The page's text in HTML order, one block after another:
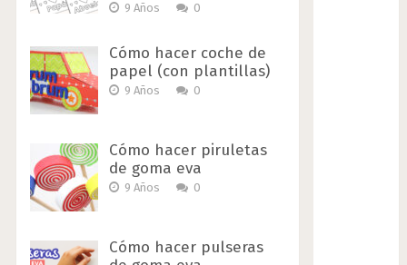
9 Años 0
Cómo hacer coche de
papel (con plantillas)
9 Años 0
Cómo hacer piruletas
de goma eva
9 Años 0
Cómo hacer pulseras